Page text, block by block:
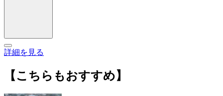
詳細を見る
【こちらもおすすめ】